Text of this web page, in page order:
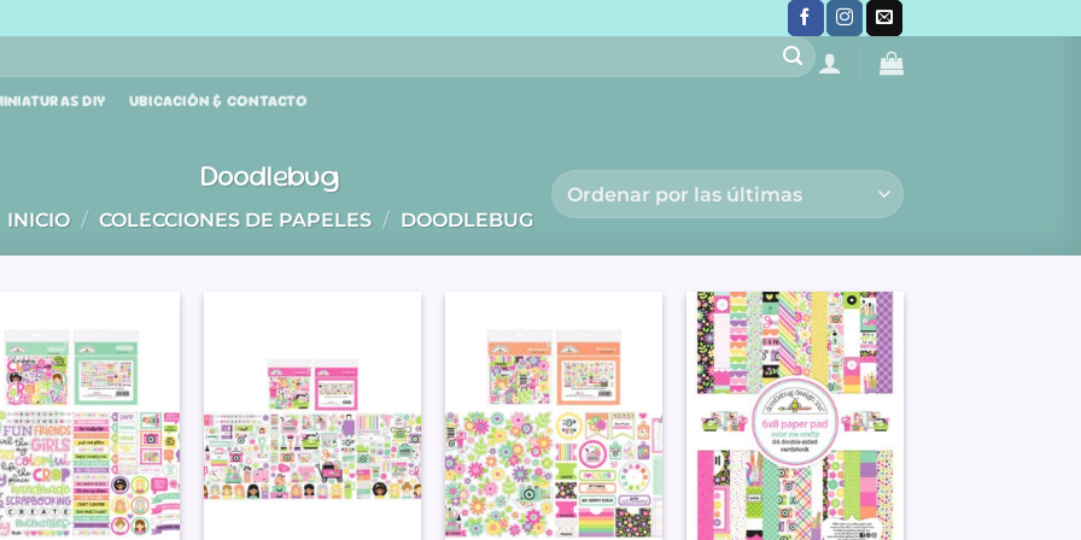
DIY UBICACIÓN & CONTACTO
Doodlebug
INICIO / COLECCIONES DE PAPELES / DOODLEBUG